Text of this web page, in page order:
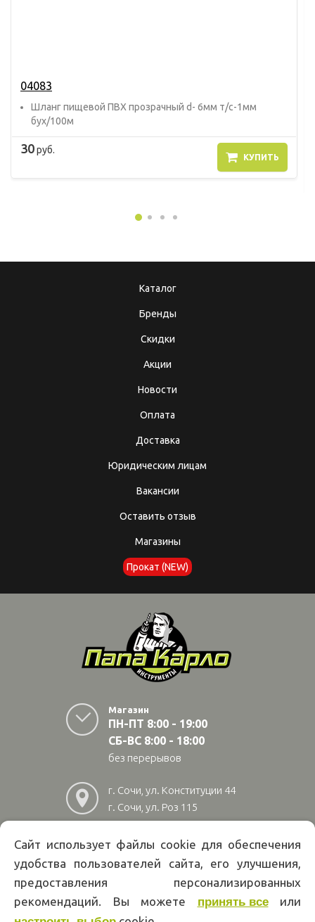
04083
Шланг пищевой ПВХ прозрачный d- 6мм т/с-1мм
бух/100м
30руб.
КУПИТЬ
Каталог
Бренды
Скидки
Акции
Новости
Оплата
Доставка
Юридическим лицам
Вакансии
Оставить отзыв
Магазины
Прокат (NEW)
Магазин
ПН-ПТ 8:00 - 19:00
СБ-ВС 8:00 - 18:00
без перерывов
г. Сочи, ул. Конституции 44
г. Сочи, ул. Роз 115
г. Адлер, ул Авиационная
28/10
222 02 01
офертой. Указанные цены действуют только при оформлении заказа
через интернет-магазин papakarlotools.ru.
Сайт использует файлы cookie для обеспечения
удобства пользователей сайта, его улучшения,
предоставления персонализированных
рекомендаций. Вы можете принять всеили